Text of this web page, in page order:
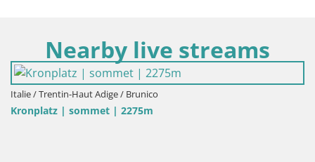
Nearby live streams
Italie / Trentin-Haut Adige / Brunico
Kronplatz | sommet | 2275m